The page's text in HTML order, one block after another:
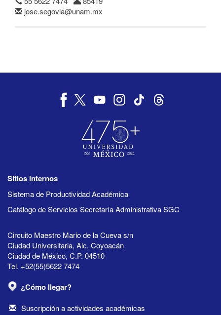
jose.segovia@unam.mx
Sitios internos
Sistema de Productividad Académica
Catálogo de Servicios Secretaría Administrativa SGC
Circuito Maestro Mario de la Cueva s/n
Ciudad Universitaria, Alc. Coyoacán
Ciudad de México, C.P. 04510
Tel. +52(55)5622 7474
¿Cómo llegar?
Suscripción a actividades académicas